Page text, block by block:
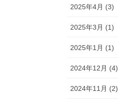
2025年4月 (3)
2025年3月 (1)
2025年1月 (1)
2024年12月 (4)
2024年11月 (2)